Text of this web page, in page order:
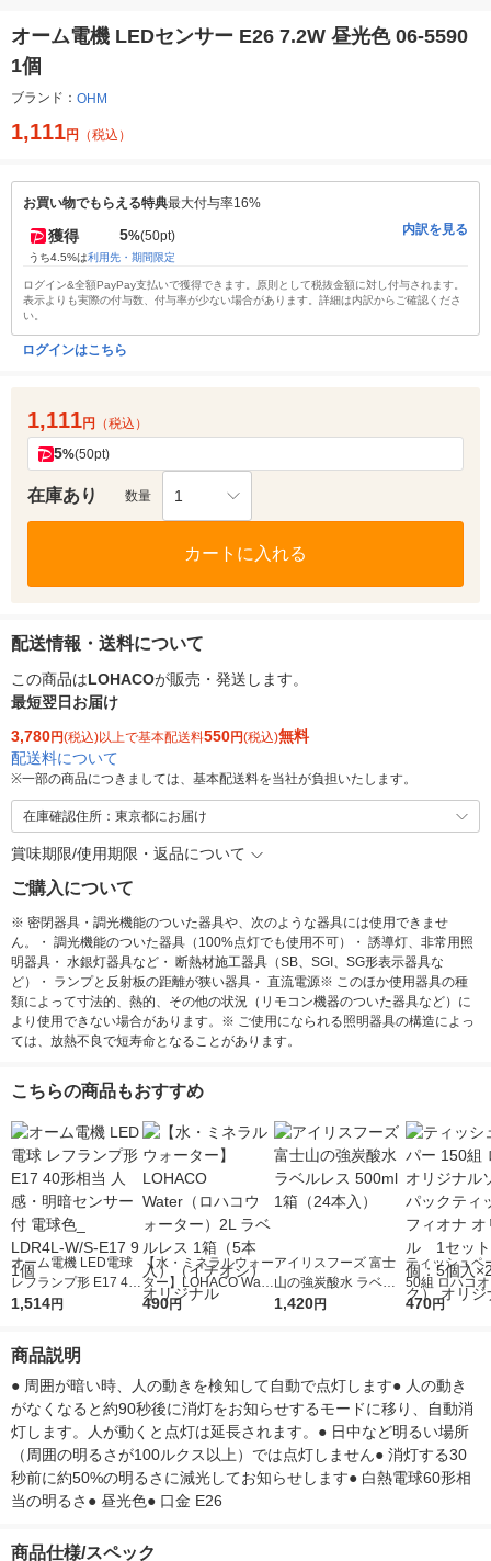
オーム電機 LEDセンサー E26 7.2W 昼光色 06-5590
1個
ブランド： OHM
1,111円 （税込）
お買い物でもらえる特典最大付与率16%
獲得 5%(50pt)
うち4.5%は利用先・期間限定
内訳を見る
ログイン&全額PayPay支払いで獲得できます。原則として税抜金額に対し付与されます。
表示よりも実際の付与数、付与率が少ない場合があります。詳細は内訳からご確認くださ
い。
ログインはこちら
1,111円 （税込）
5%(50pt)
在庫あり 数量 1
カートに入れる
配送情報・送料について
この商品はLOHACOが販売・発送します。
最短翌日お届け
3,780円(税込)以上で基本配送料550円(税込)無料
配送料について
※一部の商品につきましては、基本配送料を当社が負担いたします。
在庫確認住所：東京都にお届け
賞味期限/使用期限・返品について
ご購入について
※ 密閉器具・調光機能のついた器具や、次のような器具には使用できませ
ん。・ 調光機能のついた器具（100%点灯でも使用不可）・ 誘導灯、非常用照
明器具・ 水銀灯器具など・ 断熱材施工器具（SB、SGI、SG形表示器具な
ど）・ ランプと反射板の距離が狭い器具・ 直流電源※ このほか使用器具の種
類によって寸法的、熱的、その他の状況（リモコン機器のついた器具など）に
より使用できない場合があります。※ ご使用になられる照明器具の構造によっ
ては、放熱不良で短寿命となることがあります。
こちらの商品もおすすめ
オーム電機 LED電球
レフランプ形 E17 40
形相当 人感・明暗セ
1,514円
【水・ミネラルウォー
ター】LOHACO Wate
r（ロハコウォータ
490円
アイリスフーズ 富士
山の強炭酸水 ラベル
レス 500ml 1箱（24
1,420円
ティッシュペ
50組 ロハコ
ルソフトパッ
オリジナル
470円
商品説明
● 周囲が暗い時、人の動きを検知して自動で点灯します● 人の動き
がなくなると約90秒後に消灯をお知らせするモードに移り、自動消
灯します。人が動くと点灯は延長されます。● 日中など明るい場所
（周囲の明るさが100ルクス以上）では点灯しません● 消灯する30
秒前に約50%の明るさに減光してお知らせします● 白熱電球60形相
当の明るさ● 昼光色● 口金 E26
商品仕様/スペック